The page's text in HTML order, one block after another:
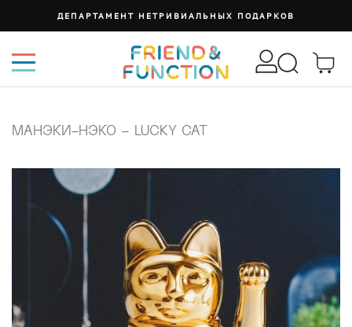
ДЕПАРТАМЕНТ НЕТРИВИАЛЬНЫХ ПОДАРКОВ
МАНЭКИ-НЭКО - LUCKY CAT